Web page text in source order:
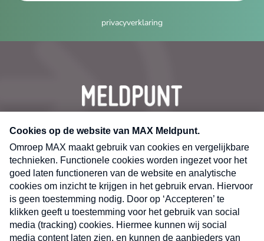
privacyverklaring
CONTACT
Volg ons op